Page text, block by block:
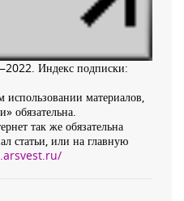
Индекс подписки:
материалов,
обязательна.
так же обязательна
статьи, или на главную